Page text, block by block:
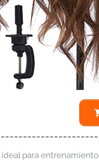
ideal para entrenamiento